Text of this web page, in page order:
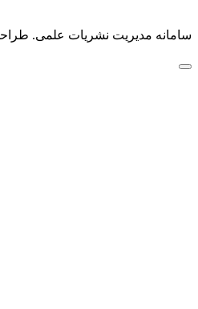
سامانه مدیریت نشریات علمی.